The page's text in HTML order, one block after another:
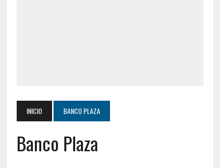
INICIO BANCO PLAZA
Banco Plaza